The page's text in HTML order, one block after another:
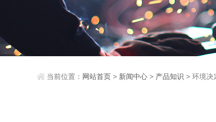
当前位置： 网站首页 > 新闻中心 > 产品知识 > 环境决